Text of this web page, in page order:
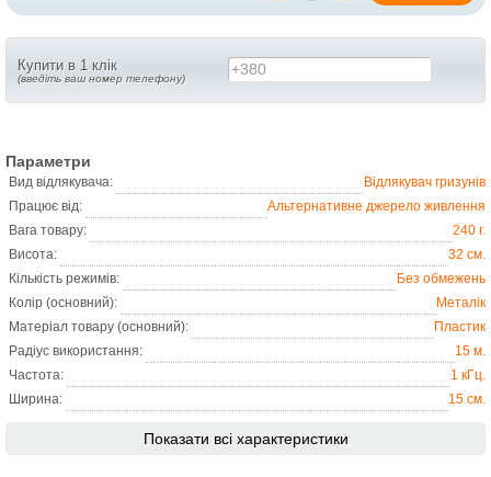
Купити в 1 клік
(введіть ваш номер телефону) +380
Параметри
Вид відлякувача:
Відлякувач гризунів
Працює від:
Альтернативне джерело живлення
Вага товару:
240 г.
Висота:
32 см.
Кількість режимів:
Без обмежень
Колір (основний):
Металік
Матеріал товару (основний):
Пластик
Радіус використання:
15 м.
Частота:
1 кГц.
Ширина:
15 см.
Показати всі характеристики